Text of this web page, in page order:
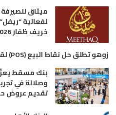
ميثاق للصيرفة
لفعالية
خريف ظفار 2026
زوهو تطلق حل نقاط البيع (POS) لقطاع التجزئة في دول الخليج
بنك مسقط
وصلالة في
تقديم عروض